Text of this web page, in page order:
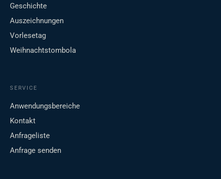
Geschichte
Auszeichnungen
Vorlesetag
Weihnachtstombola
SERVICE
Anwendungsbereiche
Kontakt
Anfrageliste
Anfrage senden